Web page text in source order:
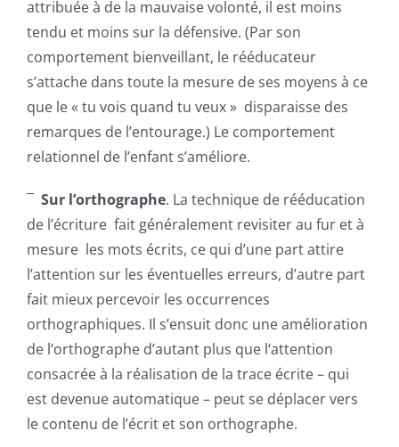
attribuée à de la mauvaise volonté, il est moins
tendu et moins sur la défensive. (Par son
comportement bienveillant, le rééducateur
s’attache dans toute la mesure de ses moyens à ce
que le « tu vois quand tu veux » disparaisse des
remarques de l’entourage.) Le comportement
relationnel de l’enfant s’améliore.
¯ Sur l’orthographe. La technique de rééducation
de l’écriture fait généralement revisiter au fur et à
mesure les mots écrits, ce qui d’une part attire
l’attention sur les éventuelles erreurs, d’autre part
fait mieux percevoir les occurrences
orthographiques. Il s’ensuit donc une amélioration
de l’orthographe d’autant plus que l‘attention
consacrée à la réalisation de la trace écrite – qui
est devenue automatique – peut se déplacer vers
le contenu de l’écrit et son orthographe.